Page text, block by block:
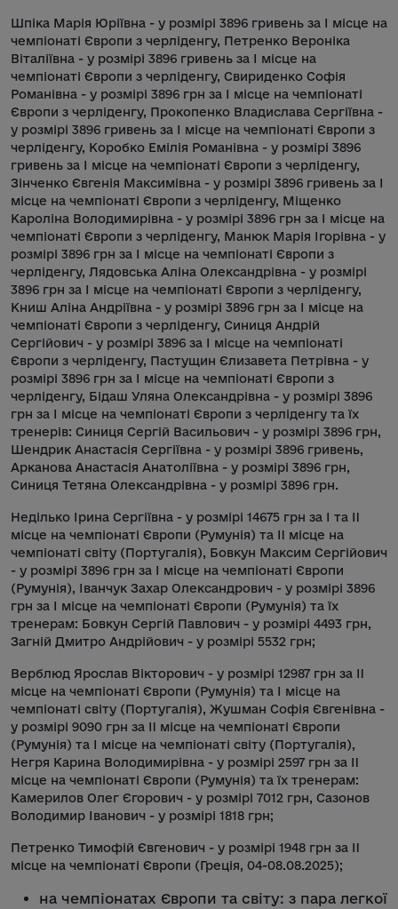
Шпіка Марія Юріївна - у розмірі 3896 гривень за I місце на
чемпіонаті Європи з черліденгу, Петренко Вероніка
Віталіївна - у розмірі 3896 гривень за I місце на
чемпіонаті Європи з черліденгу, Свириденко Софія
Романівна - у розмірі 3896 грн за I місце на чемпіонаті
Європи з черліденгу, Прокопенко Владислава Сергіївна -
у розмірі 3896 гривень за I місце на чемпіонаті Європи з
черліденгу, Коробко Емілія Романівна - у розмірі 3896
гривень за I місце на чемпіонаті Європи з черліденгу,
Зінченко Євгенія Максимівна - у розмірі 3896 гривень за I
місце на чемпіонаті Європи з черліденгу, Міщенко
Кароліна Володимирівна - у розмірі 3896 грн за I місце на
чемпіонаті Європи з черліденгу, Манюк Марія Ігорівна - у
розмірі 3896 грн за I місце на чемпіонаті Європи з
черліденгу, Лядовська Аліна Олександрівна - у розмірі
3896 грн за I місце на чемпіонаті Європи з черліденгу,
Книш Аліна Андріївна - у розмірі 3896 грн за I місце на
чемпіонаті Європи з черліденгу, Синиця Андрій
Сергійович - у розмірі 3896 за I місце на чемпіонаті
Європи з черліденгу, Пастущин Єлизавета Петрівна - у
розмірі 3896 грн за I місце на чемпіонаті Європи з
черліденгу, Бідаш Уляна Олександрівна - у розмірі 3896
грн за I місце на чемпіонаті Європи з черліденгу та їх
тренерів: Синиця Сергій Васильович - у розмірі 3896 грн,
Шендрик Анастасія Сергіївна - у розмірі 3896 гривень,
Арканова Анастасія Анатоліївна - у розмірі 3896 грн,
Синиця Тетяна Олександрівна - у розмірі 3896 грн.
Неділько Ірина Сергіївна - у розмірі 14675 грн за I та II
місце на чемпіонаті Європи (Румунія) та II місце на
чемпіонаті світу (Португалія), Бовкун Максим Сергійович
- у розмірі 3896 грн за I місце на чемпіонаті Європи
(Румунія), Іванчук Захар Олександрович - у розмірі 3896
грн за I місце на чемпіонаті Європи (Румунія) та їх
тренерам: Бовкун Сергій Павлович - у розмірі 4493 грн,
Загній Дмитро Андрійович - у розмірі 5532 грн;
Верблюд Ярослав Вікторович - у розмірі 12987 грн за II
місце на чемпіонаті Європи (Румунія) та I місце на
чемпіонаті світу (Португалія), Жушман Софія Євгенівна -
у розмірі 9090 грн за II місце на чемпіонаті Європи
(Румунія) та I місце на чемпіонаті світу (Португалія),
Негря Карина Володимирівна - у розмірі 2597 грн за II
місце на чемпіонаті Європи (Румунія) та їх тренерам:
Камерилов Олег Єгорович - у розмірі 7012 грн, Сазонов
Володимир Іванович - у розмірі 1818 грн;
Петренко Тимофій Євгенович - у розмірі 1948 грн за II
місце на чемпіонаті Європи (Греція, 04-08.08.2025);
на чемпіонатах Європи та світу: з пара легкої